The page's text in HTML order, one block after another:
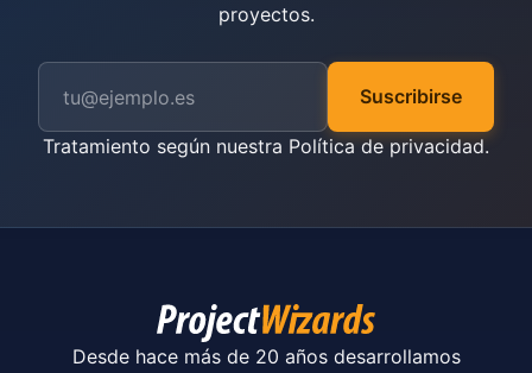
proyectos.
Suscribirse
Tratamiento según nuestra Política de privacidad.
Desde hace más de 20 años desarrollamos